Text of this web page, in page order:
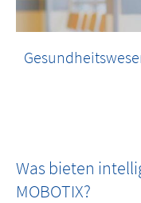
Was bieten
MOBOTIX?